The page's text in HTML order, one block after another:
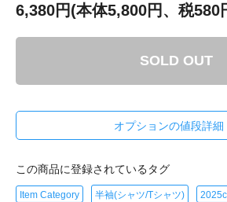
6,380円(本体5,800円、税580
SOLD OUT
オプションの値段詳細
この商品に登録されているタグ
Item Category 半袖(シャツ/Tシャツ)